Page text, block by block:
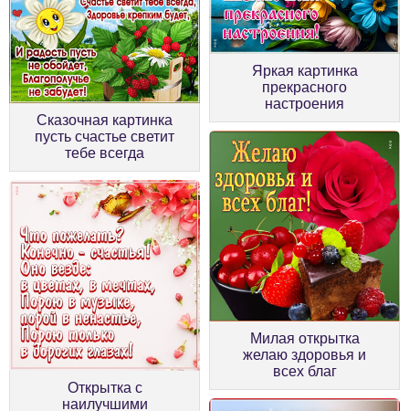
Сказочная картинка
пусть счастье светит
тебе всегда
Яркая картинка
прекрасного
настроения
Открытка с
наилучшими
Милая открытка
желаю здоровья и
всех благ